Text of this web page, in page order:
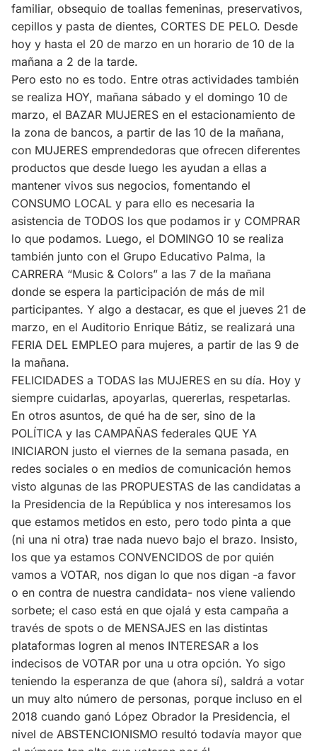
familiar, obsequio de toallas femeninas, preservativos,
cepillos y pasta de dientes, CORTES DE PELO. Desde
hoy y hasta el 20 de marzo en un horario de 10 de la
mañana a 2 de la tarde.
Pero esto no es todo. Entre otras actividades también
se realiza HOY, mañana sábado y el domingo 10 de
marzo, el BAZAR MUJERES en el estacionamiento de
la zona de bancos, a partir de las 10 de la mañana,
con MUJERES emprendedoras que ofrecen diferentes
productos que desde luego les ayudan a ellas a
mantener vivos sus negocios, fomentando el
CONSUMO LOCAL y para ello es necesaria la
asistencia de TODOS los que podamos ir y COMPRAR
lo que podamos. Luego, el DOMINGO 10 se realiza
también junto con el Grupo Educativo Palma, la
CARRERA “Music & Colors” a las 7 de la mañana
donde se espera la participación de más de mil
participantes. Y algo a destacar, es que el jueves 21 de
marzo, en el Auditorio Enrique Bátiz, se realizará una
FERIA DEL EMPLEO para mujeres, a partir de las 9 de
la mañana.
FELICIDADES a TODAS las MUJERES en su día. Hoy y
siempre cuidarlas, apoyarlas, quererlas, respetarlas.
En otros asuntos, de qué ha de ser, sino de la
POLÍTICA y las CAMPAÑAS federales QUE YA
INICIARON justo el viernes de la semana pasada, en
redes sociales o en medios de comunicación hemos
visto algunas de las PROPUESTAS de las candidatas a
la Presidencia de la República y nos interesamos los
que estamos metidos en esto, pero todo pinta a que
(ni una ni otra) trae nada nuevo bajo el brazo. Insisto,
los que ya estamos CONVENCIDOS de por quién
vamos a VOTAR, nos digan lo que nos digan -a favor
o en contra de nuestra candidata- nos viene valiendo
sorbete; el caso está en que ojalá y esta campaña a
través de spots o de MENSAJES en las distintas
plataformas logren al menos INTERESAR a los
indecisos de VOTAR por una u otra opción. Yo sigo
teniendo la esperanza de que (ahora sí), saldrá a votar
un muy alto número de personas, porque incluso en el
2018 cuando ganó López Obrador la Presidencia, el
nivel de ABSTENCIONISMO resultó todavía mayor que